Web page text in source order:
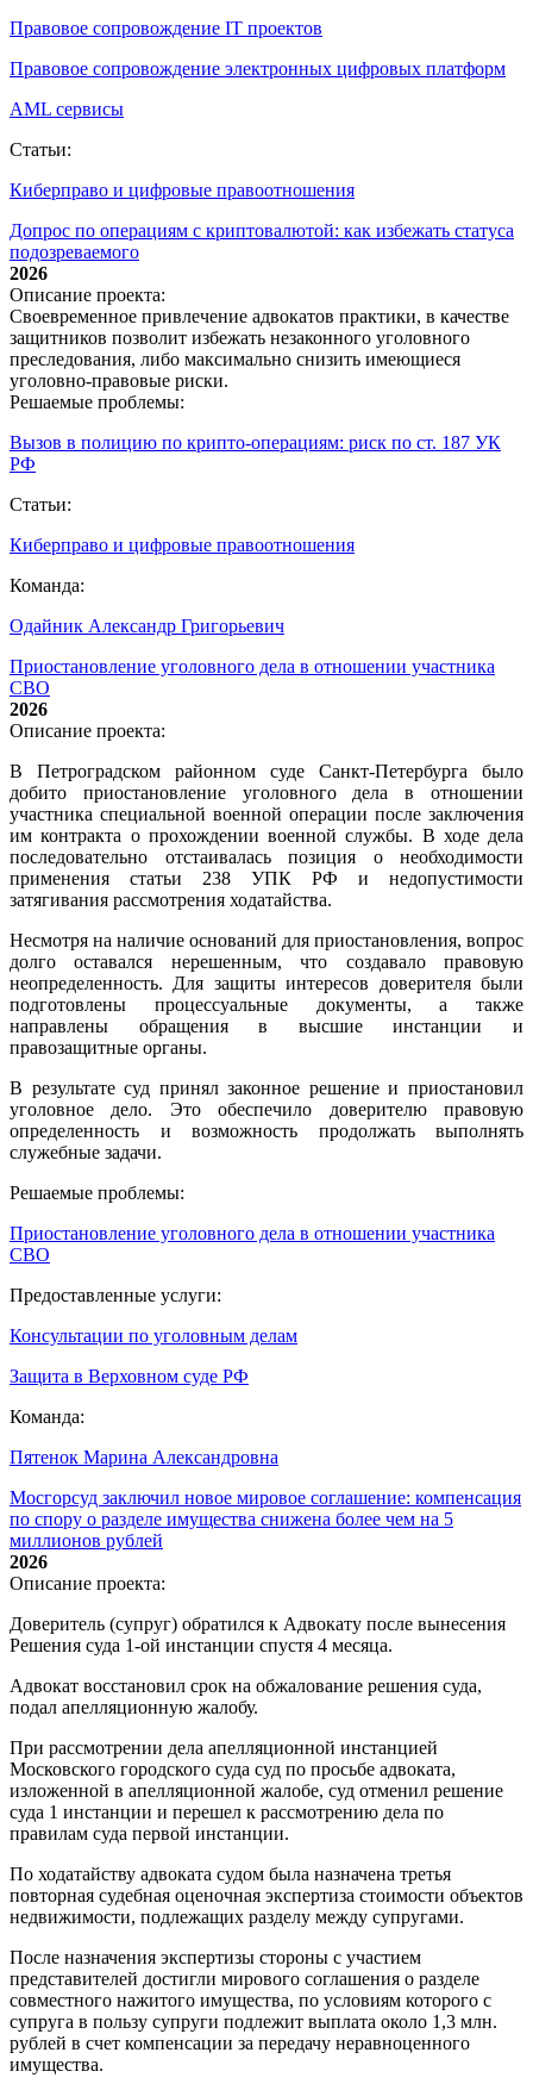
Правовое сопровождение IT проектов
Правовое сопровождение электронных цифровых платформ
AML сервисы
Статьи:
Киберправо и цифровые правоотношения
Допрос по операциям с криптовалютой: как избежать статуса
подозреваемого
2026
Описание проекта:
Своевременное привлечение адвокатов практики, в качестве
защитников позволит избежать незаконного уголовного
преследования, либо максимально снизить имеющиеся
уголовно-правовые риски.
Решаемые проблемы:
Вызов в полицию по крипто‑операциям: риск по ст. 187 УК
РФ
Статьи:
Киберправо и цифровые правоотношения
Команда:
Одайник Александр Григорьевич
Приостановление уголовного дела в отношении участника
СВО
2026
Описание проекта:
В Петроградском районном суде Санкт-Петербурга было
добито приостановление уголовного дела в отношении
участника специальной военной операции после заключения
им контракта о прохождении военной службы. В ходе дела
последовательно отстаивалась позиция о необходимости
применения статьи 238 УПК РФ и недопустимости
затягивания рассмотрения ходатайства.
Несмотря на наличие оснований для приостановления, вопрос
долго оставался нерешенным, что создавало правовую
неопределенность. Для защиты интересов доверителя были
подготовлены процессуальные документы, а также
направлены обращения в высшие инстанции и
правозащитные органы.
В результате суд принял законное решение и приостановил
уголовное дело. Это обеспечило доверителю правовую
определенность и возможность продолжать выполнять
служебные задачи.
Решаемые проблемы:
Приостановление уголовного дела в отношении участника
СВО
Предоставленные услуги:
Консультации по уголовным делам
Защита в Верховном суде РФ
Команда:
Пятенок Марина Александровна
Мосгорсуд заключил новое мировое соглашение: компенсация
по спору о разделе имущества снижена более чем на 5
миллионов рублей
2026
Описание проекта:
Доверитель (супруг) обратился к Адвокату после вынесения
Решения суда 1-ой инстанции спустя 4 месяца.
Адвокат восстановил срок на обжалование решения суда,
подал апелляционную жалобу.
При рассмотрении дела апелляционной инстанцией
Московского городского суда суд по просьбе адвоката,
изложенной в апелляционной жалобе, суд отменил решение
суда 1 инстанции и перешел к рассмотрению дела по
правилам суда первой инстанции.
По ходатайству адвоката судом была назначена третья
повторная судебная оценочная экспертиза стоимости объектов
недвижимости, подлежащих разделу между супругами.
После назначения экспертизы стороны с участием
представителей достигли мирового соглашения о разделе
совместного нажитого имущества, по условиям которого с
супруга в пользу супруги подлежит выплата около 1,3 млн.
рублей в счет компенсации за передачу неравноценного
имущества.